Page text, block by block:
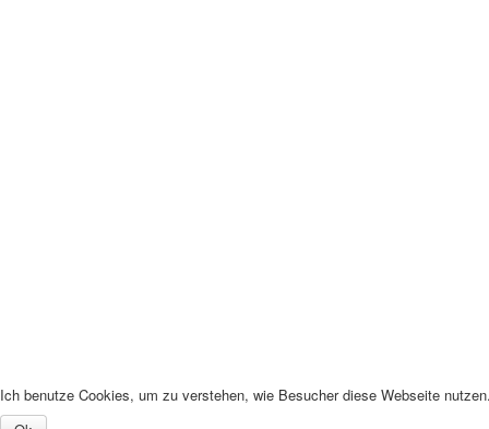
Ich benutze Cookies, um zu verstehen, wie Besucher diese Webseite